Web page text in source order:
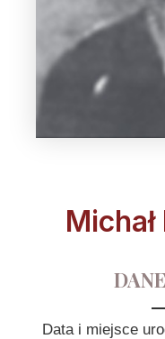
Data i miejsce